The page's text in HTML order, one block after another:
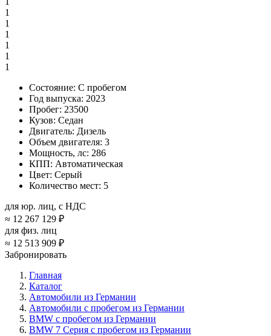
1
1
1
1
1
1
Состояние: С пробегом
Год выпуска: 2023
Пробег: 23500
Кузов: Седан
Двигатель: Дизель
Объем двигателя: 3
Мощность, лс: 286
КПП: Автоматическая
Цвет: Серый
Количество мест: 5
для юр. лиц, с НДС
≈ 12 267 129 ₽
для физ. лиц
≈ 12 513 909 ₽
Забронировать
Главная
Каталог
Автомобили из Германии
Автомобили с пробегом из Германии
BMW с пробегом из Германии
BMW 7 Серия с пробегом из Германии